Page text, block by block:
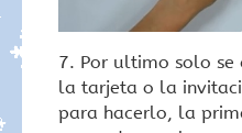
Por ultimo solo se
la tarjeta o la
para hacerlo, la